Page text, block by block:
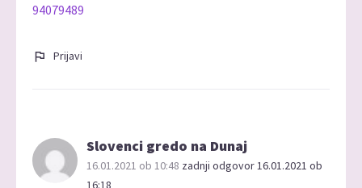
94079489
Prijavi
Slovenci gredo na Dunaj
16.01.2021 ob 10:48 zadnji odgovor 16.01.2021 ob
16:18